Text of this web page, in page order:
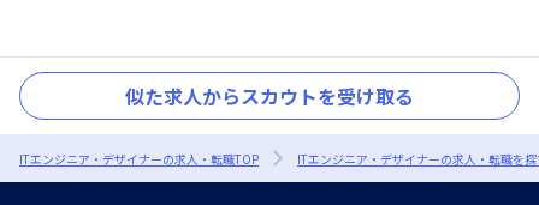
似た求人からスカウトを受け取る
ITエンジニア・デザイナーの求人・転職TOP ITエンジニア・デザイナーの求人・転職を